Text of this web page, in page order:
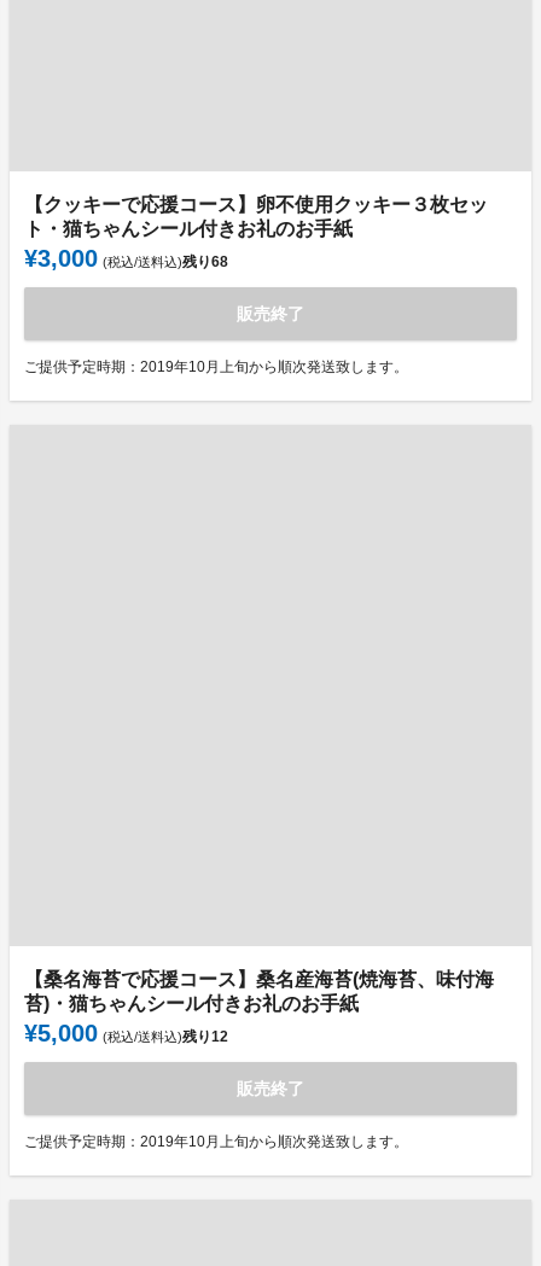
【クッキーで応援コース】卵不使用クッキー３枚セッ
ト・猫ちゃんシール付きお礼のお手紙
¥3,000 (税込/送料込)残り68
販売終了
ご提供予定時期：2019年10月上旬から順次発送致します。
【桑名海苔で応援コース】桑名産海苔(焼海苔、味付海
苔)・猫ちゃんシール付きお礼のお手紙
¥5,000 (税込/送料込)残り12
販売終了
ご提供予定時期：2019年10月上旬から順次発送致します。